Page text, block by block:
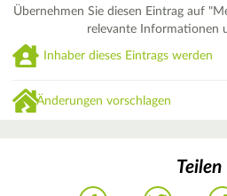
Übernehmen Sie diesen Eintrag auf
relevante Informationen
Inhaber dieses Eintrags werden
Änderungen vorschlagen
Teilen